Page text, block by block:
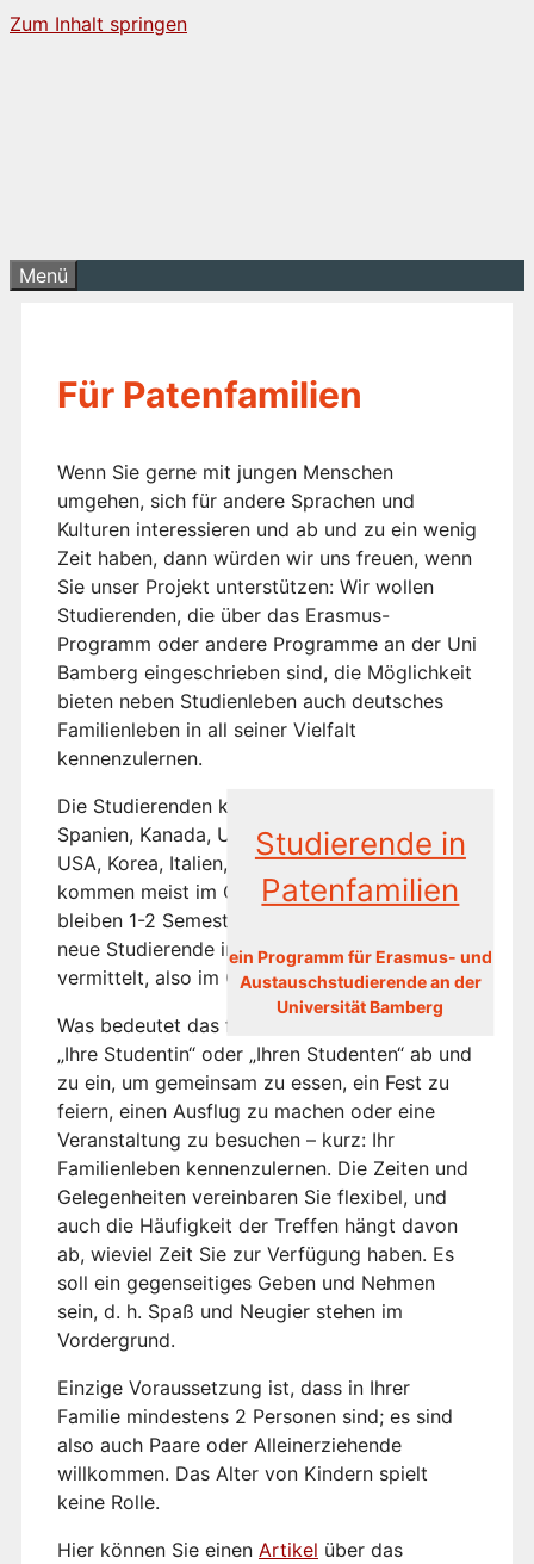
Zum Inhalt springen
Studierende in
Patenfamilien
ein Programm für Erasmus- und
Austauschstudierende an der
Universität Bamberg
Menü
Für Patenfamilien
Wenn Sie gerne mit jungen Menschen
umgehen, sich für andere Sprachen und
Kulturen interessieren und ab und zu ein wenig
Zeit haben, dann würden wir uns freuen, wenn
Sie unser Projekt unterstützen: Wir wollen
Studierenden, die über das Erasmus-
Programm oder andere Programme an der Uni
Bamberg eingeschrieben sind, die Möglichkeit
bieten neben Studienleben auch deutsches
Familienleben in all seiner Vielfalt
kennenzulernen.
Die Studierenden kommen aus aller Welt:
Spanien, Kanada, Ukraine, China, Dänemark,
USA, Korea, Italien, Tschechien, Finnland … Sie
kommen meist im Oktober oder im April und
bleiben 1-2 Semester. In der Regel werden
neue Studierende im Wintersemester
vermittelt, also im Oktober.
Was bedeutet das für Sie konkret? Sie laden
„Ihre Studentin“ oder „Ihren Studenten“ ab und
zu ein, um gemeinsam zu essen, ein Fest zu
feiern, einen Ausflug zu machen oder eine
Veranstaltung zu besuchen – kurz: Ihr
Familienleben kennenzulernen. Die Zeiten und
Gelegenheiten vereinbaren Sie flexibel, und
auch die Häufigkeit der Treffen hängt davon
ab, wieviel Zeit Sie zur Verfügung haben. Es
soll ein gegenseitiges Geben und Nehmen
sein, d. h. Spaß und Neugier stehen im
Vordergrund.
Einzige Voraussetzung ist, dass in Ihrer
Familie mindestens 2 Personen sind; es sind
also auch Paare oder Alleinerziehende
willkommen. Das Alter von Kindern spielt
keine Rolle.
Hier können Sie einen Artikel über das